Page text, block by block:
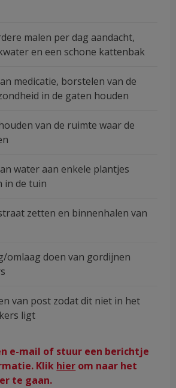
malen per dag aandacht,
en een schone kattenbak
medicatie, borstelen van de
in de gaten houden
van de ruimte waar de
water aan enkele plantjes
in de tuin
zetten en binnenhalen van
omlaag doen van gordijnen
van post zodat dit niet in het
ligt
e-mail of stuur een berichtje
Klik hier om naar het
te gaan.